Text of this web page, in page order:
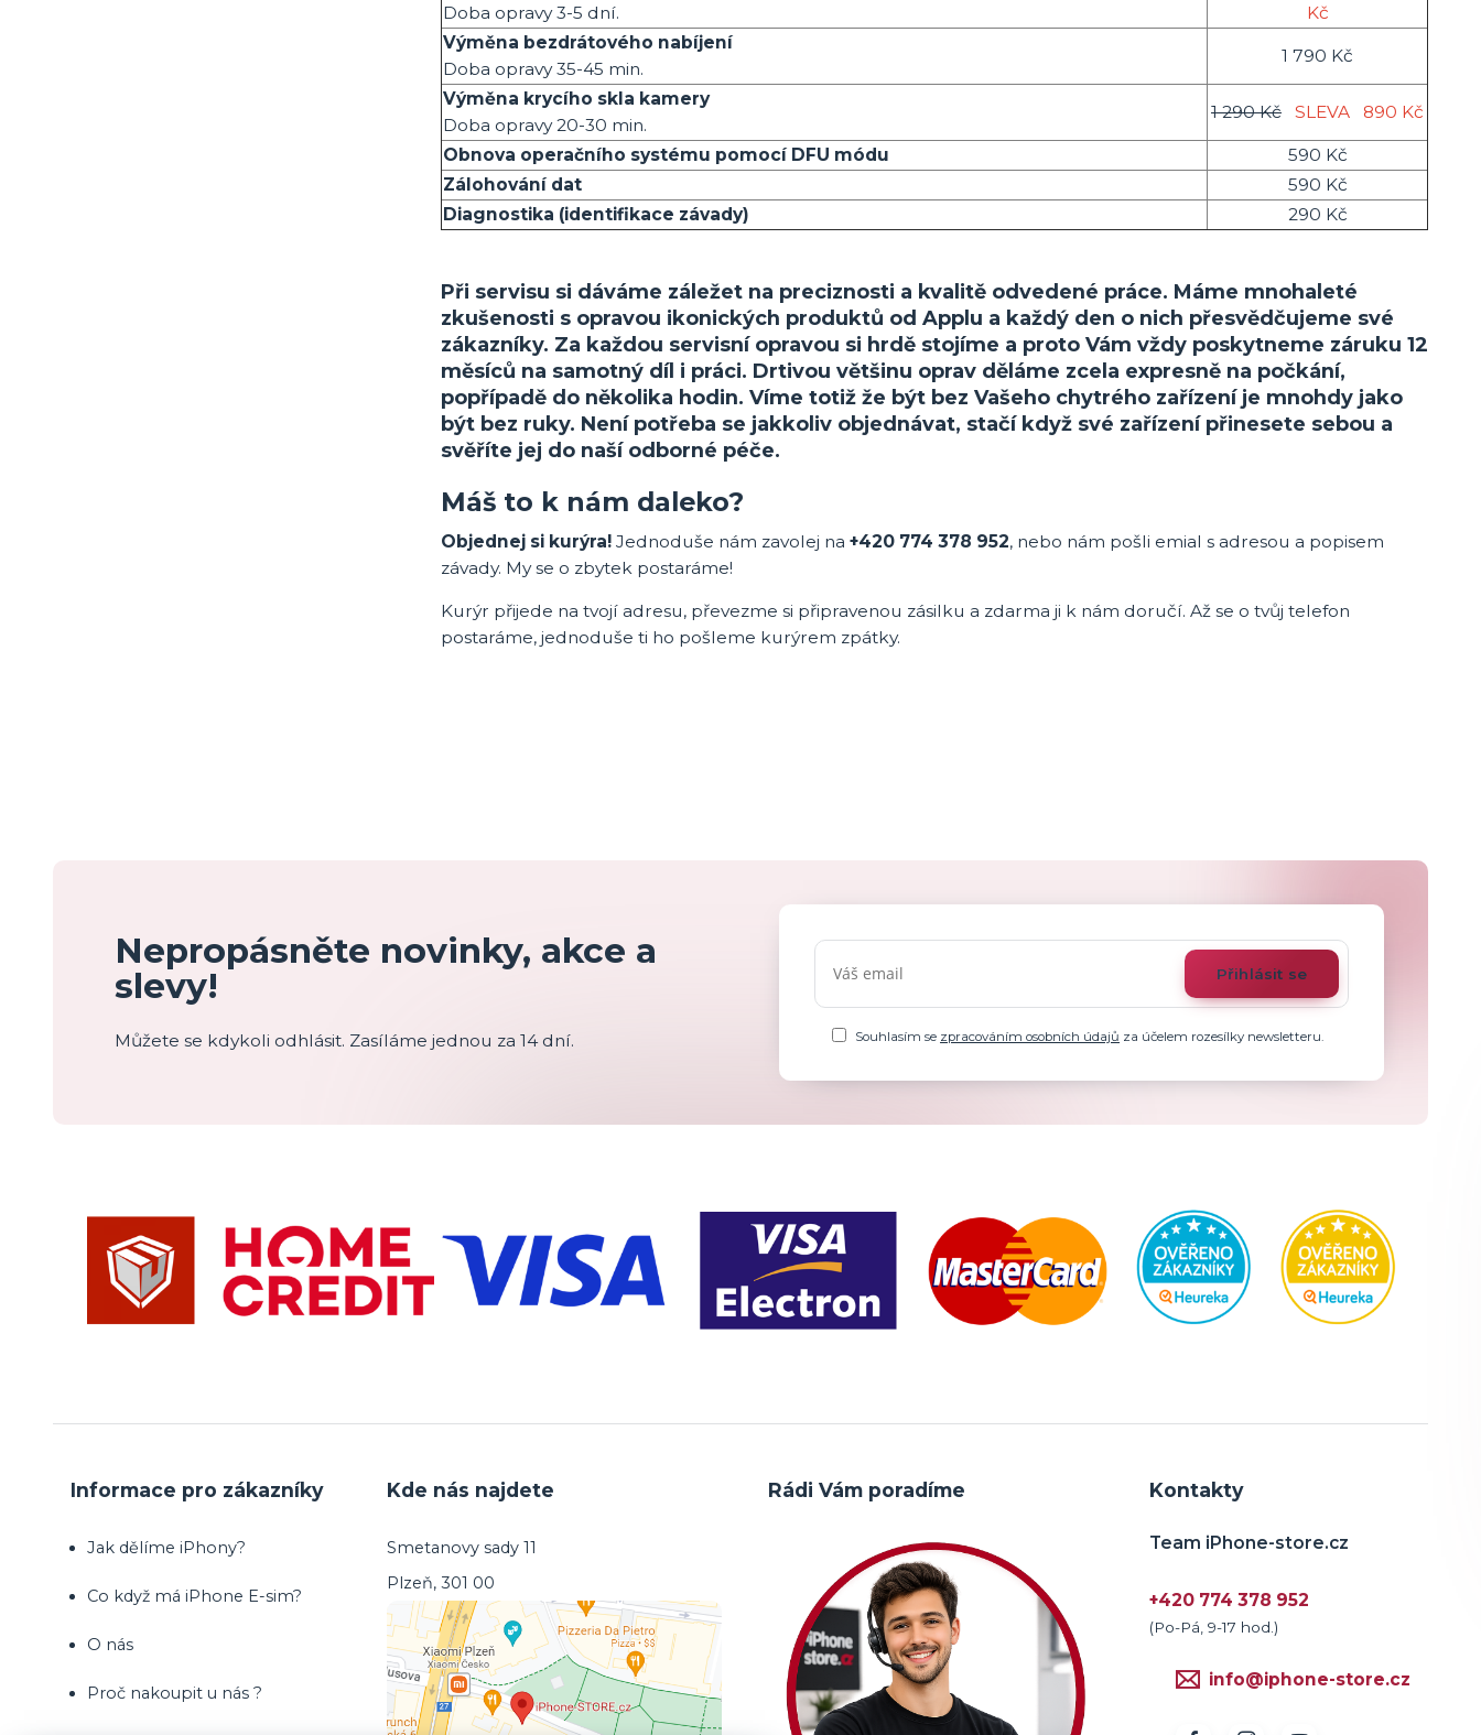
Doba opravy 3-5 dní.
Kč
Výměna bezdrátového nabíjení
Doba opravy 35-45 min.
1 790 Kč
Výměna krycího skla kamery
Doba opravy 20-30 min.
1 290 Kč SLEVA 890 Kč
Obnova operačního systému pomocí DFU módu
590 Kč
Zálohování dat
590 Kč
Diagnostika (identifikace závady)
290 Kč
Při servisu si dáváme záležet na preciznosti a kvalitě odvedené práce. Máme mnohaleté
zkušenosti s opravou ikonických produktů od Applu a každý den o nich přesvědčujeme své
zákazníky. Za každou servisní opravou si hrdě stojíme a proto Vám vždy poskytneme záruku 12
měsíců na samotný díl i práci. Drtivou většinu oprav děláme zcela expresně na počkání,
popřípadě do několika hodin. Víme totiž že být bez Vašeho chytrého zařízení je mnohdy jako
být bez ruky. Není potřeba se jakkoliv objednávat, stačí když své zařízení přinesete sebou a
svěříte jej do naší odborné péče.
Máš to k nám daleko?
Objednej si kurýra! Jednoduše nám zavolej na +420 774 378 952, nebo nám pošli emial s adresou a popisem
závady. My se o zbytek postaráme!
Kurýr přijede na tvojí adresu, převezme si připravenou zásilku a zdarma ji k nám doručí. Až se o tvůj telefon
postaráme, jednoduše ti ho pošleme kurýrem zpátky.
Nepropásněte novinky, akce a
slevy!
Můžete se kdykoli odhlásit. Zasíláme jednou za 14 dní.
Přihlásit se
Souhlasím se zpracováním osobních údajů za účelem rozesílky newsletteru.
Informace pro zákazníky
Jak dělíme iPhony?
Co když má iPhone E-sim?
O nás
Proč nakoupit u nás ?
Kde nás najdete
Smetanovy sady 11
Plzeň, 301 00
Rádi Vám poradíme Kontakty
Team iPhone-store.cz
+420 774 378 952
(Po-Pá, 9-17 hod.)
info@iphone-store.cz